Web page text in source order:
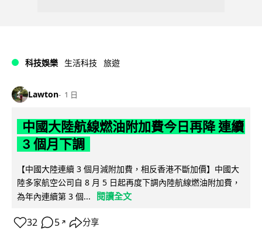
科技娛樂 生活科技 旅遊
Lawton 1 日
中國大陸航線燃油附加費今日再降 連續
3 個月下調
【中國大陸連續 3 個月減附加費，相反香港不斷加價】中國大
陸多家航空公司自 8 月 5 日起再度下調內陸航線燃油附加費，
為年內連續第 3 個...
閱讀全文
32 5 ↗ 分享